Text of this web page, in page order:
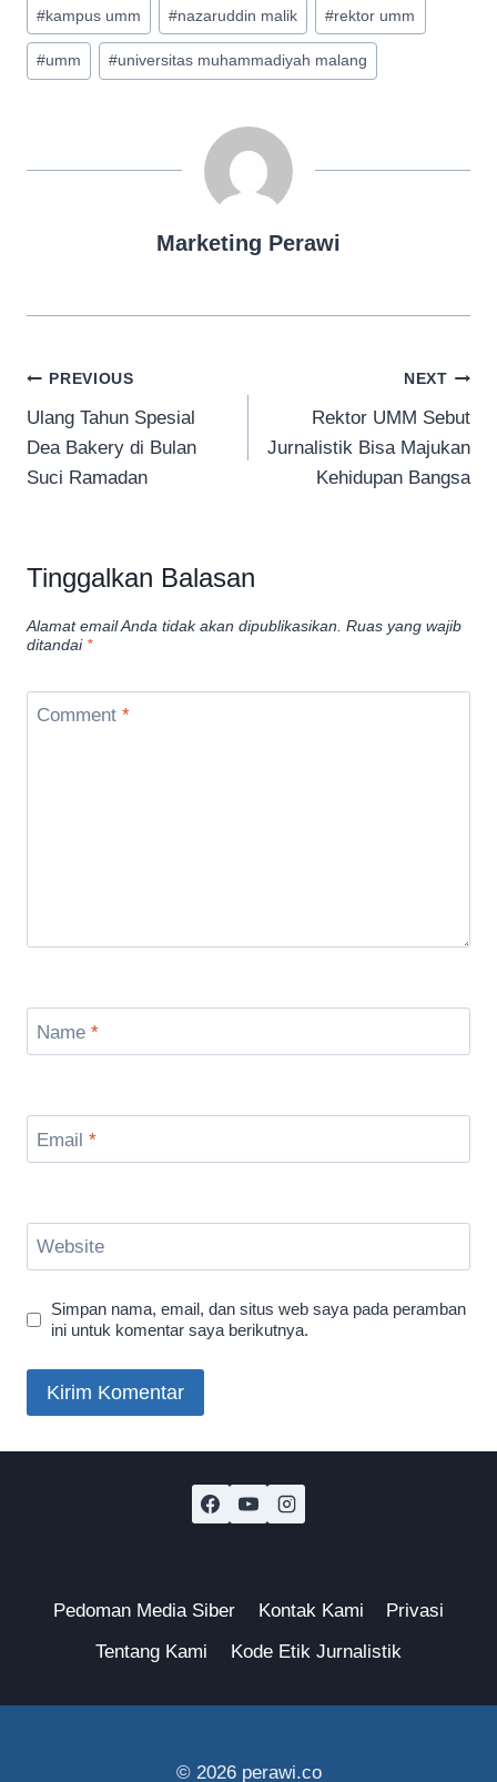
#kampus umm #nazaruddin malik #rektor umm
#umm #universitas muhammadiyah malang
Marketing Perawi
Navigasi
pos
PREVIOUS
Ulang Tahun Spesial
Dea Bakery di Bulan
Suci Ramadan
NEXT
Rektor UMM Sebut
Jurnalistik Bisa Majukan
Kehidupan Bangsa
Tinggalkan Balasan
Alamat email Anda tidak akan dipublikasikan. Ruas yang wajib
ditandai *
Comment *
Name *
Email *
Website
Simpan nama, email, dan situs web saya pada peramban
ini untuk komentar saya berikutnya.
Pedoman Media Siber Kontak Kami
Privasi
Tentang Kami
Kode Etik Jurnalistik
© 2026 perawi.co